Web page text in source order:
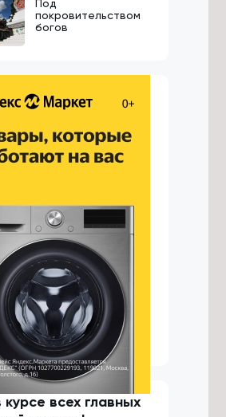
Под
покровительством
богов
курсе всех главных